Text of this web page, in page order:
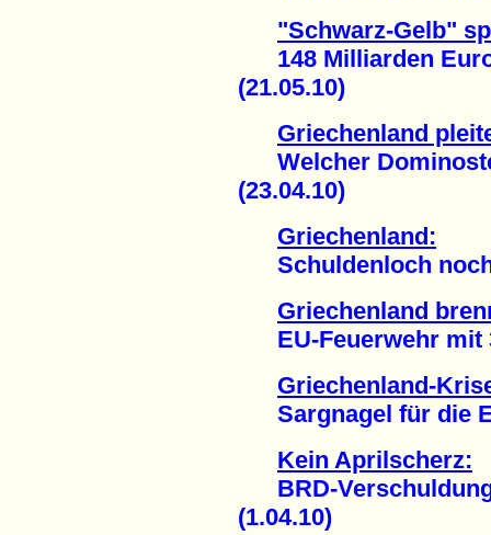
"Schwarz-Gelb"
148 Milliarden
(21.05.10)
Griechenland
Welcher
(23.04.10)
Griechenland:
Schuldenloch noch
Griechenland
EU-Feuerwehr mit
Griechenland-
Sargnagel für die
Kein Aprilscherz:
BRD-Verschuldung
(1.04.10)